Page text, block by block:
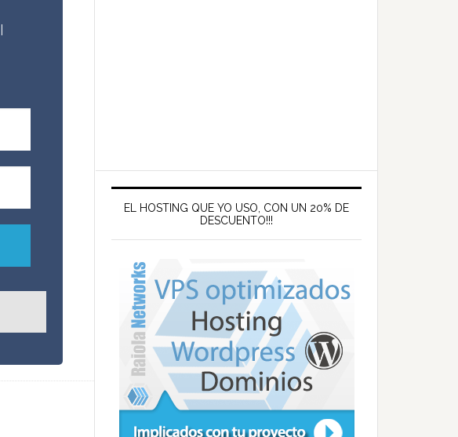
EL HOSTING QUE YO USO, CON UN 20% DE
DESCUENTO!!!